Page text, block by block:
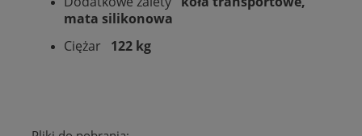
mata silikonowa
Ciężar 122 kg